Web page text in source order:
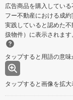
広告商品を購入してい
フー不動産における成
実践していると認めた
扱物件）に表示されます。
タップすると用語の意味
タップすると画像を拡大